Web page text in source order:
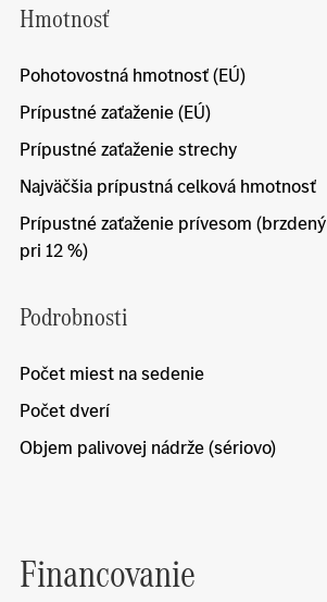
Hmotnosť
Pohotovostná hmotnosť (EÚ)
Prípustné zaťaženie (EÚ)
Prípustné zaťaženie strechy
Najväčšia prípustná celková hmotnosť
Prípustné zaťaženie prívesom (brzdený
pri 12 %)
Podrobnosti
Počet miest na sedenie
Počet dverí
Objem palivovej nádrže (sériovo)
Financovanie